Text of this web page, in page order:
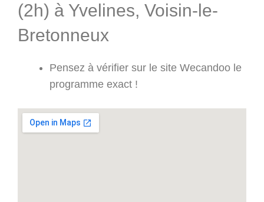
(2h) à Yvelines, Voisin-le-
Bretonneux
Pensez à vérifier sur le site Wecandoo le
programme exact !